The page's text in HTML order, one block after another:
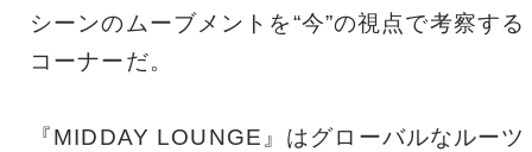
シーンのムーブメントを“今”の視点で考察する
コーナーだ。
『MIDDAY LOUNGE』はグローバルなルーツ